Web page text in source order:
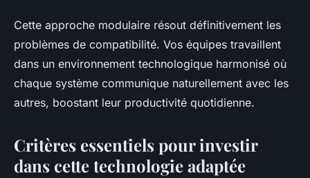
Cette approche modulaire résout définitivement les
problèmes de compatibilité. Vos équipes travaillent
dans un environnement technologique harmonisé où
chaque système communique naturellement avec les
autres, boostant leur productivité quotidienne.
Critères essentiels pour investir
dans cette technologie adaptée